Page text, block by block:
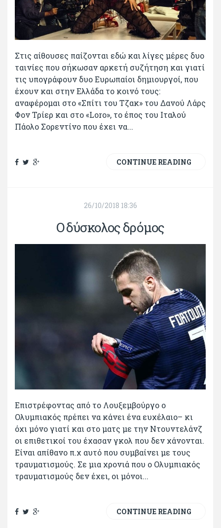
Στις αίθουσες παίζονται εδώ και λίγες μέρες δυο
ταινίες που σήκωσαν αρκετή συζήτηση και γιατί
τις υπογράφουν δυο Ευρωπαίοι δημιουργοί, που
έχουν και στην Ελλάδα το κοινό τους:
αναφέρομαι στο «Σπίτι του Τζακ» του Δανού Λάρς
Φον Τρίερ και στο «Loro», το έπος του Ιταλού
Πάολο Σορεντίνο που έχει να...
CONTINUE READING
26/10/2018 18:36
Ο δύσκολος δρόμος
Επιστρέφοντας από το Λουξεμβούργο ο
Ολυμπιακός πρέπει να κάνει ένα ευχέλαιο– κι
όχι μόνο γιατί και στο ματς με την Ντουντελάνζ
οι επιθετικοί του έχασαν γκολ που δεν χάνονται.
Είναι απίθανο π.χ αυτό που συμβαίνει με τους
τραυματισμούς. Σε μια χρονιά που ο Ολυμπιακός
τραυματισμούς δεν έχει, οι μόνοι...
CONTINUE READING